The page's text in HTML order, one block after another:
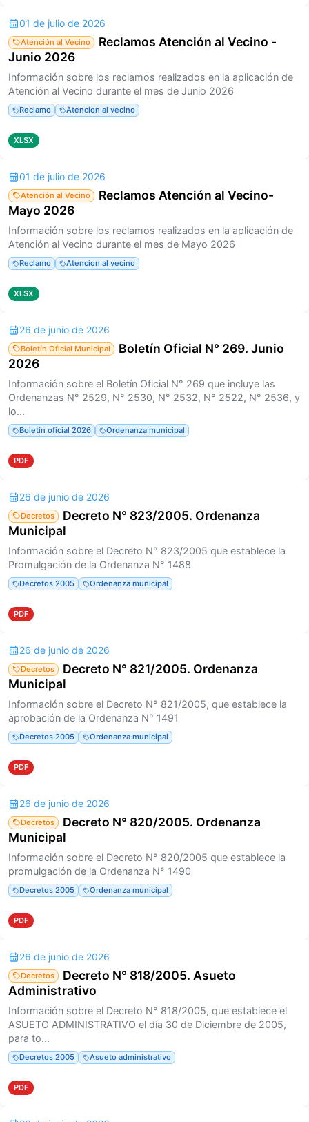
01 de julio de 2026
Atención al Vecino
Reclamos Atención al Vecino -
Junio 2026
Información sobre los reclamos realizados en la aplicación de
Atención al Vecino durante el mes de Junio 2026
Reclamo Atencion al vecino
XLSX
01 de julio de 2026
Atención al Vecino
Reclamos Atención al Vecino-
Mayo 2026
Información sobre los reclamos realizados en la aplicación de
Atención al Vecino durante el mes de Mayo 2026
Reclamo Atencion al vecino
XLSX
26 de junio de 2026
Boletín Oficial Municipal
Boletín Oficial N° 269. Junio
2026
Información sobre el Boletín Oficial N° 269 que incluye las
Ordenanzas N° 2529, N° 2530, N° 2532, N° 2522, N° 2536, y
lo...
Boletín oficial 2026 Ordenanza municipal
PDF
26 de junio de 2026
Decretos
Decreto N° 823/2005. Ordenanza
Municipal
Información sobre el Decreto N° 823/2005 que establece la
Promulgación de la Ordenanza N° 1488
Decretos 2005 Ordenanza municipal
PDF
26 de junio de 2026
Decretos
Decreto N° 821/2005. Ordenanza
Municipal
Información sobre el Decreto N° 821/2005, que establece la
aprobación de la Ordenanza N° 1491
Decretos 2005 Ordenanza municipal
PDF
26 de junio de 2026
Decretos
Decreto N° 820/2005. Ordenanza
Municipal
Información sobre el Decreto N° 820/2005 que establece la
promulgación de la Ordenanza N° 1490
Decretos 2005 Ordenanza municipal
PDF
26 de junio de 2026
Decretos
Decreto N° 818/2005. Asueto
Administrativo
Información sobre el Decreto N° 818/2005, que establece el
ASUETO ADMINISTRATIVO el día 30 de Diciembre de 2005,
para to...
Decretos 2005 Asueto administrativo
PDF